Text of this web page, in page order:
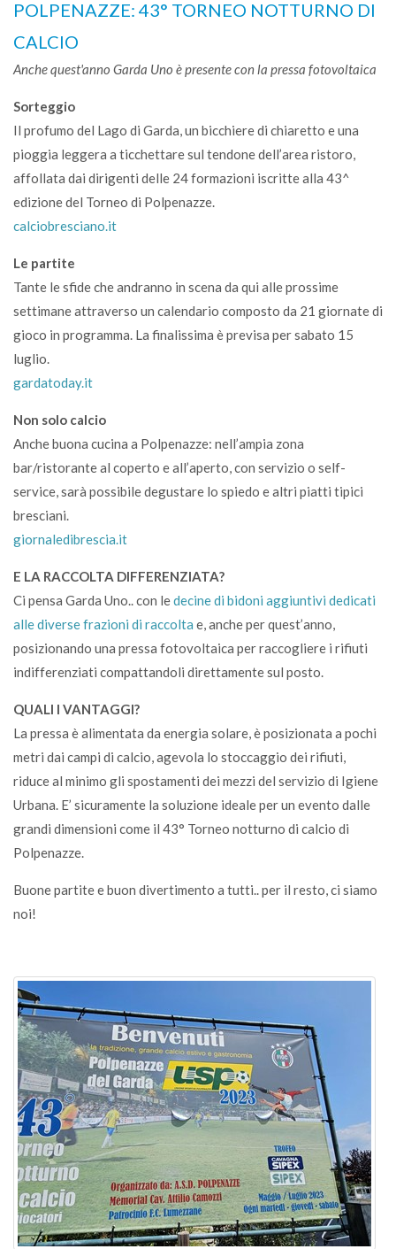
POLPENAZZE: 43° TORNEO NOTTURNO DI
CALCIO
Anche quest'anno Garda Uno è presente con la pressa fotovoltaica
Sorteggio
Il profumo del Lago di Garda, un bicchiere di chiaretto e una
pioggia leggera a ticchettare sul tendone dell’area ristoro,
affollata dai dirigenti delle 24 formazioni iscritte alla 43^
edizione del Torneo di Polpenazze.
calciobresciano.it
Le partite
Tante le sfide che andranno in scena da qui alle prossime
settimane attraverso un calendario composto da 21 giornate di
gioco in programma. La finalissima è previsa per sabato 15
luglio.
gardatoday.it
Non solo calcio
Anche buona cucina a Polpenazze: nell’ampia zona
bar/ristorante al coperto e all’aperto, con servizio o self-
service, sarà possibile degustare lo spiedo e altri piatti tipici
bresciani.
giornaledibrescia.it
E LA RACCOLTA DIFFERENZIATA?
Ci pensa Garda Uno.. con ledecine di bidoni aggiuntivi dedicati
alle diverse frazioni di raccolta e, anche per quest’anno,
posizionando una pressa fotovoltaica per raccogliere i rifiuti
indifferenziati compattandoli direttamente sul posto.
QUALI I VANTAGGI?
La pressa è alimentata da energia solare, è posizionata a pochi
metri dai campi di calcio, agevola lo stoccaggio dei rifiuti,
riduce al minimo gli spostamenti dei mezzi del servizio di Igiene
Urbana. E’ sicuramente la soluzione ideale per un evento dalle
grandi dimensioni come il 43° Torneo notturno di calcio di
Polpenazze.
Buone partite e buon divertimento a tutti.. per il resto, ci siamo
noi!